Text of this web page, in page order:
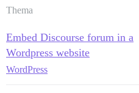
Thema
Embed Discourse forum in a
Wordpress website
WordPress